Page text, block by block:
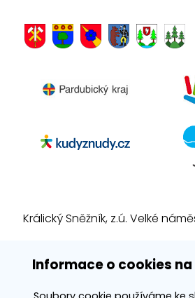
Informace o cookies
Králický Sněžník, z.ú. Velké
E-mail: